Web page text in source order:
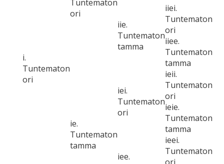
i.
Tuntematon
ori
Tuntematon
ori
iie.
Tuntematon
tamma
iiei.
Tuntematon
ori
iiee.
Tuntematon
tamma
ie.
Tuntematon
tamma
iei.
Tuntematon
ori
ieii.
Tuntematon
ori
ieie.
Tuntematon
tamma
iee.
ieei.
Tuntematon